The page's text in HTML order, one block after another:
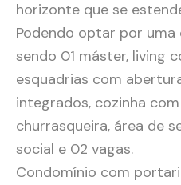
horizonte que se
Podendo optar por
sendo 01 máster, living
esquadrias com
integrados, cozinha
churrasqueira, área de
social e 02 vagas.
Condomínio com